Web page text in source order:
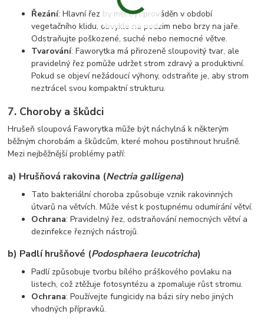
Řezání: Hlavní řez by měl být prováděn v období
vegetačního klidu, obvykle na podzim nebo brzy na jaře.
Odstraňujte poškozené, suché nebo nemocné větve.
Tvarování: Faworytka má přirozeně sloupovitý tvar, ale
pravidelný řez pomůže udržet strom zdravý a produktivní.
Pokud se objeví nežádoucí výhony, odstraňte je, aby strom
neztrácel svou kompaktní strukturu.
7. Choroby a škůdci
Hrušeň sloupová Faworytka může být náchylná k některým
běžným chorobám a škůdcům, které mohou postihnout hrušně.
Mezi nejběžnější problémy patří:
a) Hrušňová rakovina (Nectria galligena)
Tato bakteriální choroba způsobuje vznik rakovinných
útvarů na větvích. Může vést k postupnému odumírání větví.
Ochrana: Pravidelný řez, odstraňování nemocných větví a
dezinfekce řezných nástrojů.
b) Padlí hrušňové (Podosphaera leucotricha)
Padlí způsobuje tvorbu bílého práškového povlaku na
listech, což ztěžuje fotosyntézu a zpomaluje růst stromu.
Ochrana: Používejte fungicidy na bázi síry nebo jiných
vhodných přípravků.